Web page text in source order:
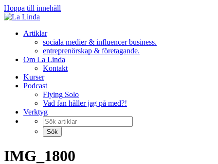
Hoppa till innehåll
Artiklar
sociala medier & influencer business.
entreprenörskap & företagande.
Om La Linda
Kontakt
Kurser
Podcast
Flying Solo
Vad fan håller jag på med?!
Verktyg
IMG_1800